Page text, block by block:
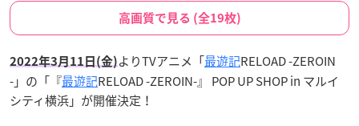
高画質で見る (全19枚)
2022年3月11日(金) よりTVアニメ「最遊記RELOAD -ZEROIN
-」の「『最遊記RELOAD -ZEROIN-』 POP UP SHOP in マルイ
シティ横浜」が開催決定！